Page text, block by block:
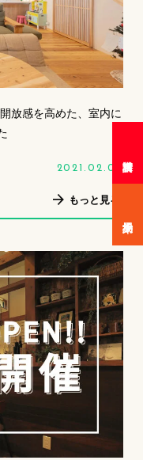
放感を高めた、室内に
2021.02.05
もっと見る